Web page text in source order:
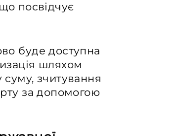
посвідчує
буде доступна
шляхом
зчитування
за допомогою